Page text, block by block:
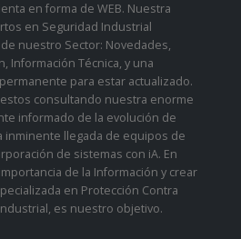
en forma de WEB. Nuestra
en Seguridad Industrial
nuestro Sector: Novedades,
Información Técnica, y una
para estar actualizado.
consultando nuestra enorme
informado de la evolución de
inminente llegada de equipos de
de sistemas con iA. En
de la Información y crear
en Protección Contra
es nuestro objetivo.